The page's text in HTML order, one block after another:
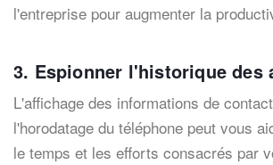
l'entreprise pour augmenter la
3. Espionner l'historique des
L'affichage des informations de
l'horodatage du téléphone peut vous
le temps et les efforts consacrés par